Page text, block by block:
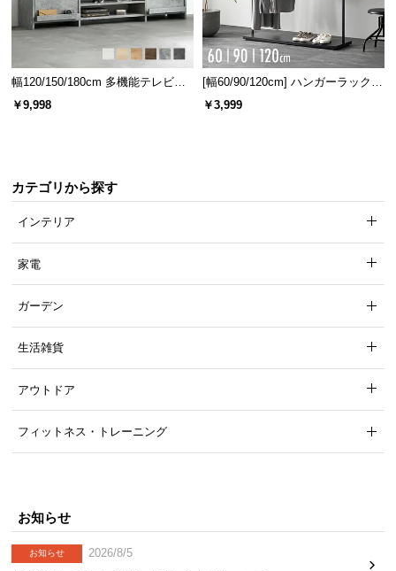
幅120/150/180cm 多機能テレビボ
ード 木目/石目調 オープン収納・
￥9,998
[幅60/90/120cm] ハンガーラック
スチール 4段階高さ調節 サイドフ
￥3,999
カテゴリから探す
インテリア
家電
ガーデン
生活雑貨
アウトドア
フィットネス・トレーニング
お知らせ
お知らせ
2026/8/5